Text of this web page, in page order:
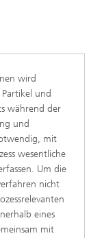
wird
und
während der
und
mit
wesentliche
Um die
nicht
eines
mit